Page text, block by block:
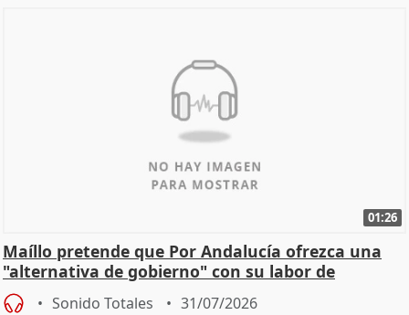
01:26
Maíllo pretende que Por Andalucía ofrezca una
"alternativa de gobierno" con su labor de
oposición
Sonido Totales 31/07/2026